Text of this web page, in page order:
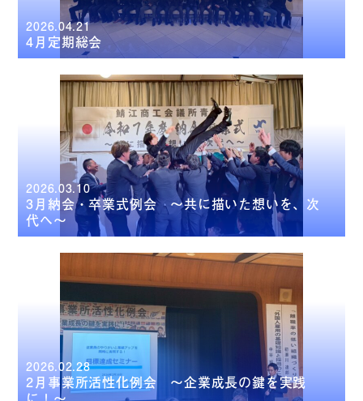
2026.04.21
4月定期総会
2026.03.10
3月納会・卒業式例会 ～共に描いた想いを、次
代へ～
2026.02.28
2月事業所活性化例会 ～企業成長の鍵を実践